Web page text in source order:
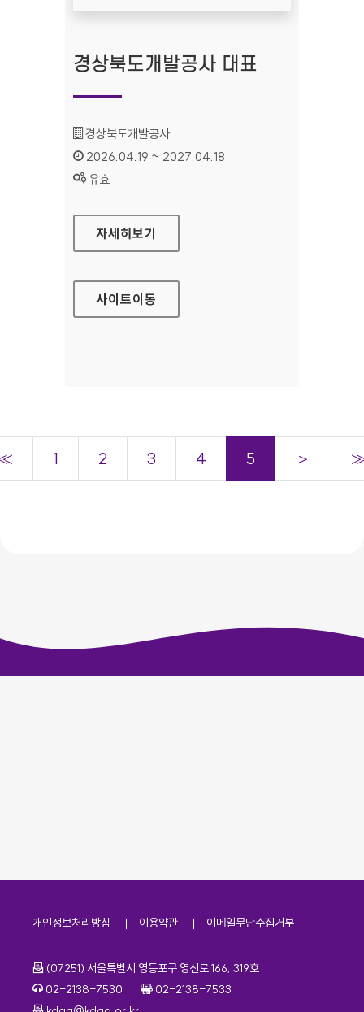
경상북도개발공사 대표
기관명 :
경상북도개발공사
인증기간 :
2026.04.19 ~ 2027.04.18
상태 :
유효
경상북도개발공사 대표
자세히보기
사이트이동
1 2 3 4 5 ＞
개인정보처리방침 이용약관 이메일무단수집거부
주소
(07251) 서울특별시 영등포구 영신로 166, 319호
전화번호
02-2138-7530 · 팩스번호
02-2138-7533